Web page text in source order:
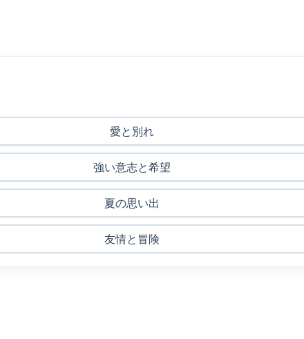
愛と別れ
強い意志と希望
夏の思い出
友情と冒険